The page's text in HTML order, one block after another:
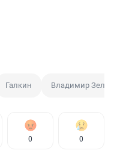
Галкин Владимир
0 0